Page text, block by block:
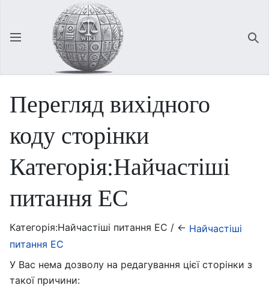
Відкрити головне меню
Перегляд вихідного
коду сторінки
Категорія:Найчастіші
питання ЕС
Категорія:Найчастіші питання ЕС / ← Найчастіші
питання ЕС
У Вас нема дозволу на редагування цієї сторінки з
такої причини: